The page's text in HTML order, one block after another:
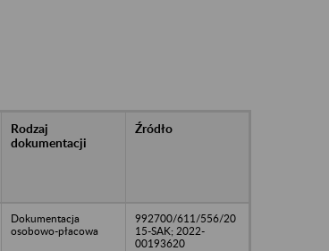
Rodzaj
dokumentacji
Źródło
Dokumentacja
osobowo-płacowa
992700/611/556/20
15-SAK; 2022-
00193620